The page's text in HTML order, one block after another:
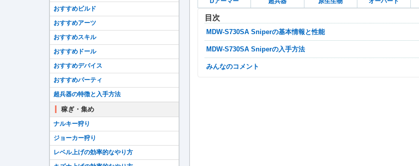
目次
MDW-S730SA Sniperの基本情報と性能
MDW-S730SA Sniperの入手方法
みんなのコメント
おすすめビルド
おすすめアーツ
おすすめスキル
おすすめドール
おすすめデバイス
おすすめパーティ
超兵器の特徴と入手方法
稼ぎ・集め
ナルキー狩り
ジョーカー狩り
レベル上げの効率的なやり方